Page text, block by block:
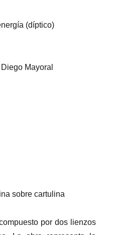
(díptico)
Mayoral
sobre cartulina
por dos lienzos